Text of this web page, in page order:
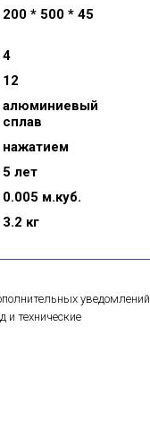
200 * 500 * 45
4
12
алюминиевый
сплав
нажатием
5 лет
0.005 м.куб.
3.2 кг
уведомлений
технические